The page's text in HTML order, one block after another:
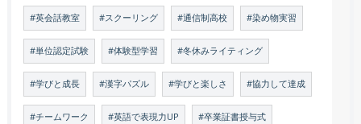
#英会話教室 #スクーリング #通信制高校 #染め物実習
#単位認定試験 #体験型学習 #冬休みライティング
#学びと成長 #漢字パズル #学びと楽しさ #協力して達成
#チームワーク #英語で表現力UP #卒業証書授与式